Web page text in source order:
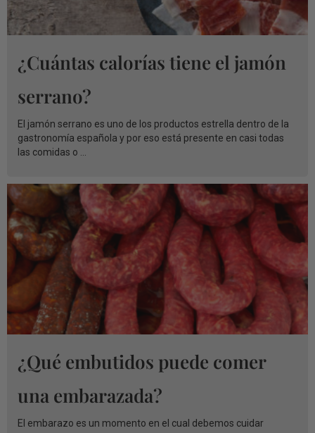
¿Cuántas calorías tiene el jamón
serrano?
El jamón serrano es uno de los productos estrella dentro de la
gastronomía española y por eso está presente en casi todas
las comidas o ...
¿Qué embutidos puede comer
una embarazada?
El embarazo es un momento en el cual debemos cuidar